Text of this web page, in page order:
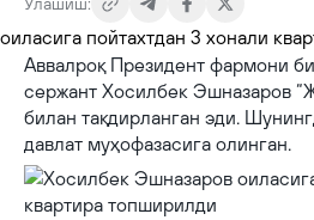
Аввалроқ Президент фармони
сержант Хосилбек Эшназаров
билан тақдирланган эди.
давлат муҳофазасига олинган.